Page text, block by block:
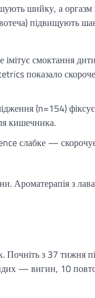
шийку, а оргазм
підвищують
смоктання
показало
(n=154)
кишечника.
слабке —
Ароматерапія з
Почніть з 37 тижня
— вигин, 10